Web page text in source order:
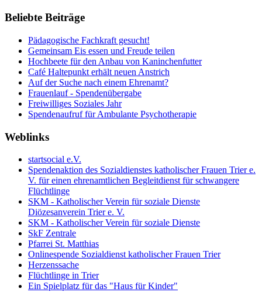
Beliebte Beiträge
Pädagogische Fachkraft gesucht!
Gemeinsam Eis essen und Freude teilen
Hochbeete für den Anbau von Kaninchenfutter
Café Haltepunkt erhält neuen Anstrich
Auf der Suche nach einem Ehrenamt?
Frauenlauf - Spendenübergabe
Freiwilliges Soziales Jahr
Spendenaufruf für Ambulante Psychotherapie
Weblinks
startsocial e.V.
Spendenaktion des Sozialdienstes katholischer Frauen Trier e.
V. für einen ehrenamtlichen Begleitdienst für schwangere
Flüchtlinge
SKM - Katholischer Verein für soziale Dienste
Diözesanverein Trier e. V.
SKM - Katholischer Verein für soziale Dienste
SkF Zentrale
Pfarrei St. Matthias
Onlinespende Sozialdienst katholischer Frauen Trier
Herzenssache
Flüchtlinge in Trier
Ein Spielplatz für das "Haus für Kinder"